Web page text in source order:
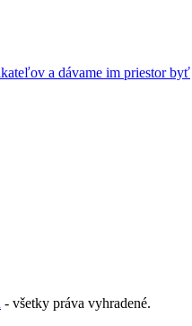
- všetky práva vyhradené.